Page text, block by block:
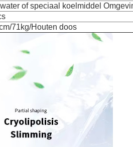
of speciaal koelmiddel
71kg/Houten doos